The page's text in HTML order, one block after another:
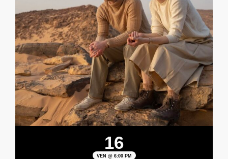
16
VEN @ 6:00 PM